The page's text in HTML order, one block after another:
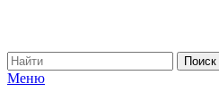
Меню